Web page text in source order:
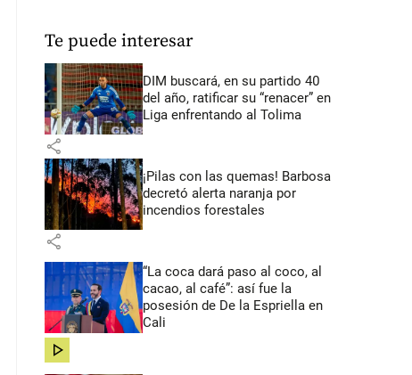
Te puede interesar
DIM buscará, en su partido 40
del año, ratificar su “renacer” en
Liga enfrentando al Tolima
share
¡Pilas con las quemas! Barbosa
decretó alerta naranja por
incendios forestales
share
“La coca dará paso al coco, al
cacao, al café”: así fue la
posesión de De la Espriella en
Cali
share